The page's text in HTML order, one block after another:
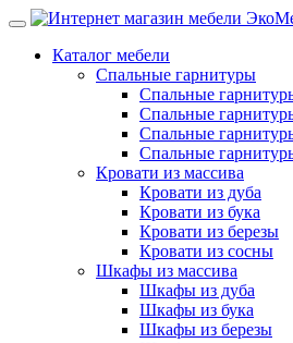
Каталог мебели
Спальные гарнитуры
Спальные
Спальные
Спальные
Спальные
Кровати из массива
Кровати из дуба
Кровати из бука
Кровати из березы
Кровати из сосны
Шкафы из массива
Шкафы из дуба
Шкафы из бука
Шкафы из березы